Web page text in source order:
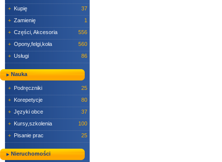
+ Kupię
37
+ Zamienię
1
+ Części, Akcesoria
556
+ Opony,felgi,koła
560
+ Usługi 86
Nauka
+ Podręczniki
25
+ Korepetycje
80
+ Języki obce
37
+ Kursy,szkolenia
100
+ Pisanie prac 25
Nieruchomości